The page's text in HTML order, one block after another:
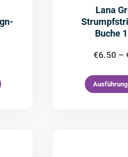
Lana
Buche
€6.50 –